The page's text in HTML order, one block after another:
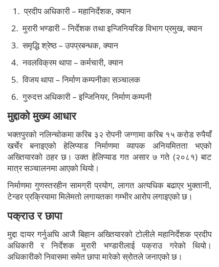
1. प्रदीप अधिकारी – महानिर्देशक, क्यान
2. मुरारी भण्डारी – निर्देशक तथा इन्जिनियरिङ विभाग प्रमुख, क्यान
3. समृद्धि श्रेष्ठ – उपप्रबन्धक, क्यान
4. नवलविक्रम थापा – कर्मचारी, क्यान
5. विजय थापा – निर्माण कम्पनीका सञ्चालक
6. गुरुदत्त अधिकारी – इन्जिनियर, निर्माण कम्पनी
मुद्दाको मुख्य आधार
भक्तपुरको नलिन्चोकमा करिब ३२ रोपनी जग्गामा करिब १५ करोड रुपैयाँ
खर्चेर बनाइएको हेलिप्याड निर्माणमा व्यापक अनियमितता भएको
अख्तियारको ठहर छ। उक्त हेलिप्याड गत असार ७ गते (२०८१) बाट
मात्र सञ्चालनमा आएको थियो।
निर्माणमा गुणस्तरहीन सामग्री प्रयोग, लागत अत्यधिक बढाएर भुक्तानी,
टेन्डर प्रक्रियामा मिलेमतो लगायतका गम्भीर आरोप लगाइएको छ।
पक्राउ र छापा
मुद्दा दायर गर्नुअघि आजै बिहान अख्तियारको टोलीले महानिर्देशक प्रदीप
अधिकारी र निर्देशक मुरारी भण्डारीलाई पक्राउ गरेको थियो।
अधिकारीको निवासमा समेत छापा मारेको स्रोतले जनाएको छ।